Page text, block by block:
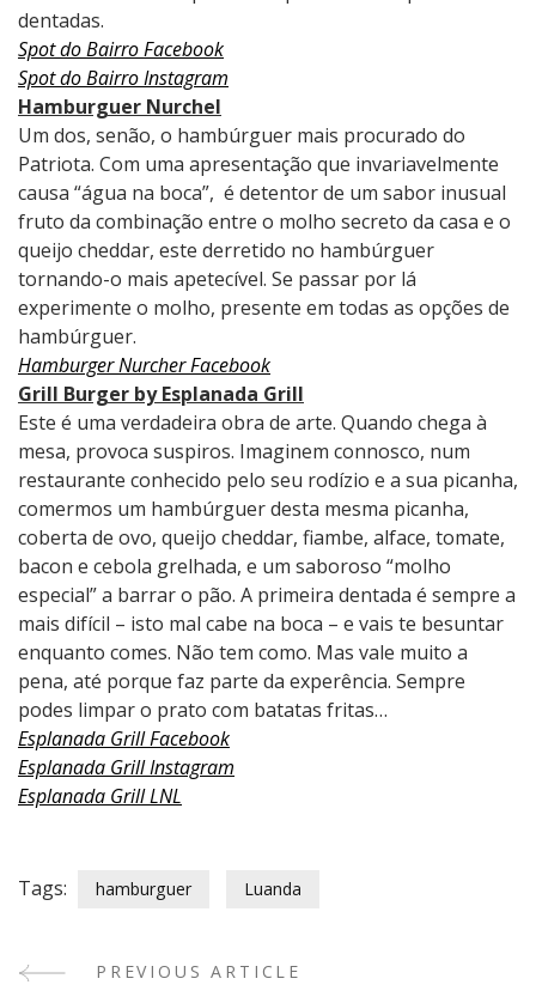
dentadas.
Spot do Bairro Facebook
Spot do Bairro Instagram
Hamburguer Nurchel
Um dos, senão, o hambúrguer mais procurado do
Patriota. Com uma apresentação que invariavelmente
causa “água na boca”, é detentor de um sabor inusual
fruto da combinação entre o molho secreto da casa e o
queijo cheddar, este derretido no hambúrguer
tornando-o mais apetecível. Se passar por lá
experimente o molho, presente em todas as opções de
hambúrguer.
Hamburger Nurcher Facebook
Grill Burger by Esplanada Grill
Este é uma verdadeira obra de arte. Quando chega à
mesa, provoca suspiros. Imaginem connosco, num
restaurante conhecido pelo seu rodízio e a sua picanha,
comermos um hambúrguer desta mesma picanha,
coberta de ovo, queijo cheddar, fiambe, alface, tomate,
bacon e cebola grelhada, e um saboroso “molho
especial” a barrar o pão. A primeira dentada é sempre a
mais difícil – isto mal cabe na boca – e vais te besuntar
enquanto comes. Não tem como. Mas vale muito a
pena, até porque faz parte da experência. Sempre
podes limpar o prato com batatas fritas…
Esplanada Grill Facebook
Esplanada Grill Instagram
Esplanada Grill LNL
Tags: hamburguer Luanda
PostPREVIOUS ARTICLE